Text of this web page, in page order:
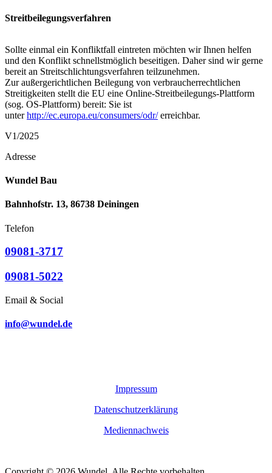
Streitbeilegungsverfahren
Sollte einmal ein Konfliktfall eintreten möchten wir Ihnen helfen
und den Konflikt schnellstmöglich beseitigen. Daher sind wir gerne
bereit an Streitschlichtungsverfahren teilzunehmen.
Zur außergerichtlichen Beilegung von verbraucherrechtlichen
Streitigkeiten stellt die EU eine Online-Streitbeilegungs-Plattform
(sog. OS-Plattform) bereit: Sie ist
unterhttp://ec.europa.eu/consumers/odr/erreichbar.
V1/2025
Adresse
Wundel Bau
Bahnhofstr. 13, 86738 Deiningen
Telefon
09081-3717
09081-5022
Email & Social
info@wundel.de
Impressum
Datenschutzerklärung
Mediennachweis